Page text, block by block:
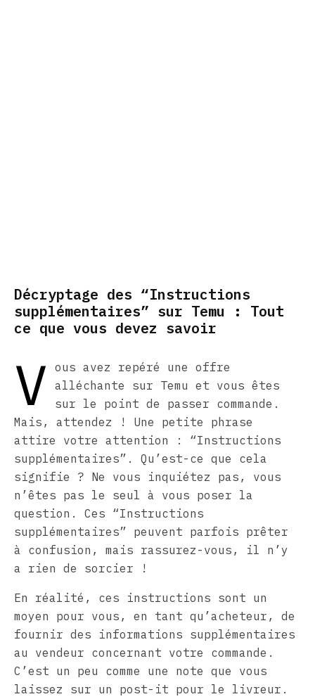
Décryptage des “Instructions
supplémentaires” sur Temu : Tout
ce que vous devez savoir
V
ous avez repéré une offre
alléchante sur Temu et vous êtes
sur le point de passer commande.
Mais, attendez ! Une petite phrase
attire votre attention : “Instructions
supplémentaires”. Qu’est-ce que cela
signifie ? Ne vous inquiétez pas, vous
n’êtes pas le seul à vous poser la
question. Ces “Instructions
supplémentaires” peuvent parfois prêter
à confusion, mais rassurez-vous, il n’y
a rien de sorcier !
En réalité, ces instructions sont un
moyen pour vous, en tant qu’acheteur, de
fournir des informations supplémentaires
au vendeur concernant votre commande.
C’est un peu comme une note que vous
laissez sur un post-it pour le livreur.